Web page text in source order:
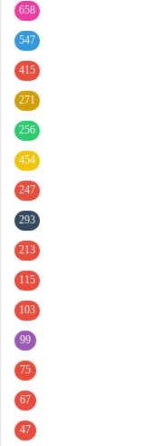
658
547
415
271
256
454
247
293
213
115
103
99
75
67
47